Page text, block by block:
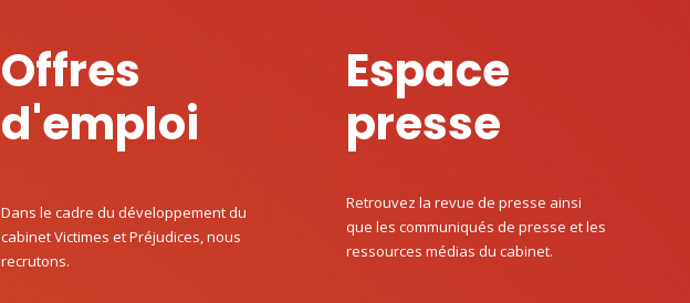
Offres
d'emploi
Dans le cadre du développement du
cabinet Victimes et Préjudices, nous
recrutons.
Espace
presse
Retrouvez la revue de presse ainsi
que les communiqués de presse et les
ressources médias du cabinet.